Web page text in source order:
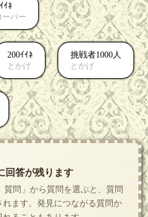
ｲﾈ
ーバー
200ｲｲﾈ
とかげ
挑戦者1000人
とかげ
回答が残ります
問」から質問を選ぶと、質問
れます。発見につながる質問か